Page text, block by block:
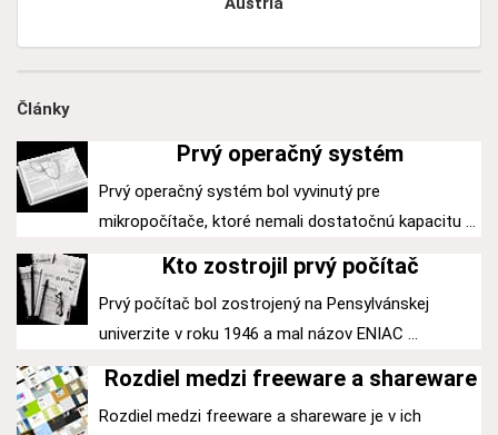
Články
Prvý operačný systém
Prvý operačný systém bol vyvinutý pre
mikropočítače, ktoré nemali dostatočnú kapacitu ...
Kto zostrojil prvý počítač
Prvý počítač bol zostrojený na Pensylvánskej
univerzite v roku 1946 a mal názov ENIAC ...
Rozdiel medzi freeware a shareware
Rozdiel medzi freeware a shareware je v ich